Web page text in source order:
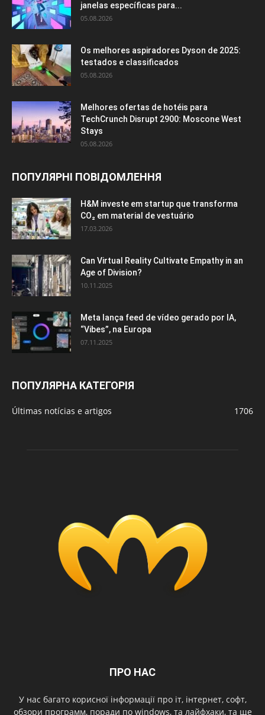
janelas específicas para...
05.08.2026
Os melhores aspiradores Dyson de 2025:
testados e classificados
05.08.2026
Melhores ofertas de hotéis para
TechCrunch Disrupt 2900: Moscone West
Stays
05.08.2026
ПОПУЛЯРНІ ПОВІДОМЛЕННЯ
H&M investe em startup que transforma
CO₂ em material de vestuário
17.03.2026
Can Virtual Reality Cultivate Empathy in an
Age of Division?
10.11.2025
Meta lança feed de vídeo gerado por IA,
“Vibes”, na Europa
07.11.2025
ПОПУЛЯРНА КАТЕГОРІЯ
Últimas notícias e artigos 1706
ПРО НАС
У нас багато корисної інформації про іт, інтернет, софт,
обзори программ, поради по windows, та лайфхаки, та ще